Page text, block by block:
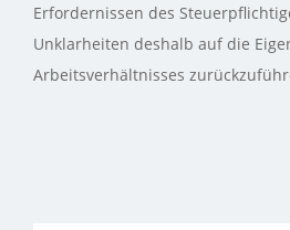
Erfordernissen des
Unklarheiten deshalb auf die
Arbeitsverhältnisses